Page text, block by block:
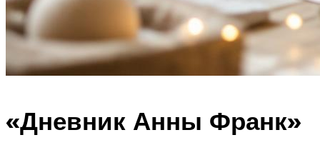
«Дневник Анны Франк»